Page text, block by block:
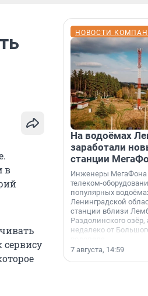
в
сервису
НОВОСТИ
На водоёмах
заработали
станции
Инженеры МегаФона
телеком-
популярных
Ленинградской
станции вблизи
Раздолинского озёр,
недалеко от
7 августа, 14:59